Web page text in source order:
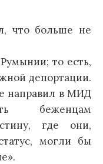
что больше не
то есть,
депортации.
направил в МИД
беженцам
где они,
могли бы